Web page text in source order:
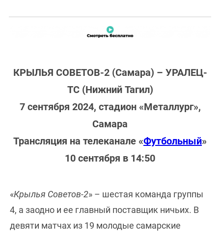
КРЫЛЬЯ СОВЕТОВ-2 (Самара) – УРАЛЕЦ-
ТС (Нижний Тагил)
7 сентября 2024, стадион «Металлург»,
Самара
Трансляция на телеканале «Футбольный»
10 сентября в 14:50
«Крылья Советов-2» – шестая команда группы
4, а заодно и ее главный поставщик ничьих. В
девяти матчах из 19 молодые самарские